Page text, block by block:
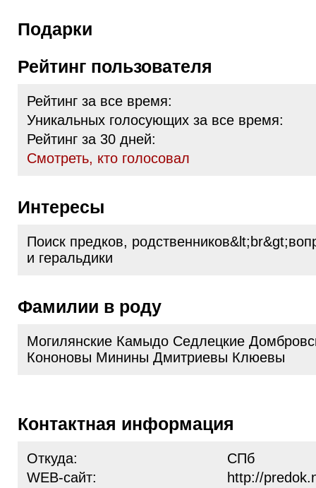
Подарки
Рейтинг пользователя
Рейтинг за все время:
Уникальных голосующих за все время:
Рейтинг за 30 дней:
Cмотреть, кто голосовал
Интересы
Поиск предков,
и геральдики
Фамилии в роду
Могилянские Камыдо Седлецкие
Кононовы Минины Дмитриевы Клюевы
Контактная информация
Откуда:
СПб
WEB-сайт:
http://